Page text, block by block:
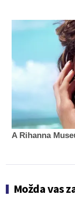
A Rihanna
Možda vas